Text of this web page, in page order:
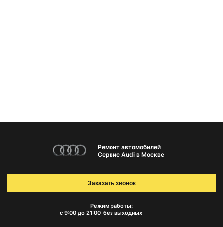
Ремонт автомобилей
Сервис Audi в Москве
Режим работы:
с 9:00 до 21:00 без выходных
Заказать звонок